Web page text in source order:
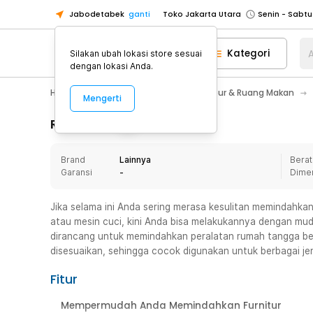
Jabodetabek ganti Toko Jakarta Utara
Toko Tangerang
Toko Cikupa
Pick n Go Jakarta Barat
Senin -
Pick n Go Bekasi
Senin - Jumat
Senin - Jumat
Senin -
Senin -
Toko Tangerang
Toko Cikupa
Pick n Go Jakarta Barat
Senin -
Senin - Jumat
Kategori
Home Appliance Perlengkapan Dapur & Ruang Makan
Rincian Produk
Brand
Lainnya
Garansi
-
Jika selama ini Anda sering merasa kesulitan
atau mesin cuci, kini Anda bisa melakukannya dengan
dirancang untuk memindahkan peralatan rumah tangga
disesuaikan, sehingga cocok digunakan untuk berbagai
Fitur
Mempermudah Anda Memindahkan Furnitur
Silakan ubah lokasi store sesuai
dengan lokasi Anda.
Mengerti